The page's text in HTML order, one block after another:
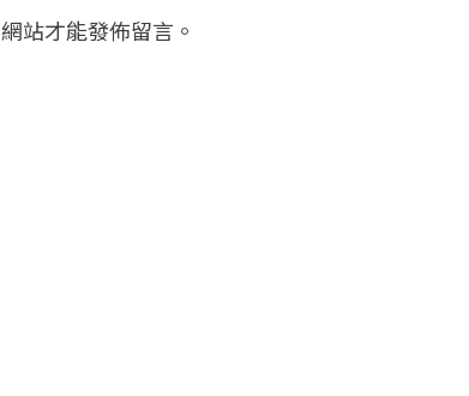
網站才能發佈留言。